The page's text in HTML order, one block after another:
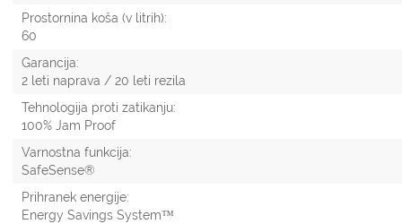
Prostornina koša (v litrih):
60
Garancija:
2 leti naprava / 20 leti rezila
Tehnologija proti zatikanju:
100% Jam Proof
Varnostna funkcija:
SafeSense®
Prihranek energije:
Energy Savings System™